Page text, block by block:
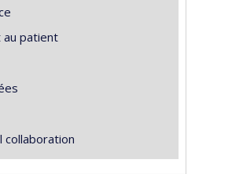
au patient